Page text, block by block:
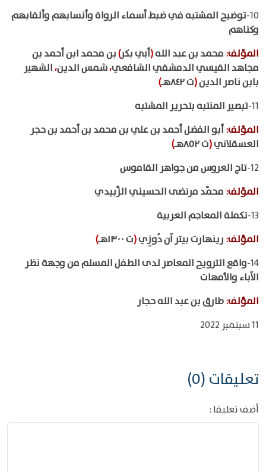
10- توضيح المشتبه في ضبط أسماء الرواة وأنسابهم وألقابهم
وكناهم
المؤلف: محمد بن عبد الله(أبي بكر)بن محمد ابن أحمد بن
مجاهد القيسي الدمشقي الشافعي،شمس الدين،الشهير
بابن ناصر الدين(ت ٨٤٢هـ
)
11- تبصير المنتبه بتحرير المشتبه
المؤلف:أبو الفضل أحمد بن علي بن محمد بن أحمد بن حجر
العسقلاني(ت ٨٥٢هـ
)
12- تاج العروس من جواهر القاموس
المؤلف: محمّد مرتضى الحسيني الزَّبيدي
13- تكملة المعاجم العربية
المؤلف: رينهارت بيتر آن دُوزِي(ت ١٣٠٠هـ
)
14- واقع الترويح المعاصر لدى الطفل المسلم من وجهة نظر
الآباء والأمهات
المؤلف:طارق بن عبد الله حجار
11 سبتمبر 2022
تعليقات (0)
أضف تعليقا :